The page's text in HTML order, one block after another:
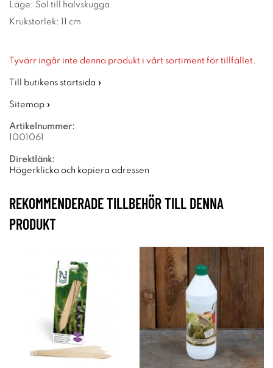
Läge: Sol till halvskugga
Krukstorlek: 11 cm
Tyvärr ingår inte denna produkt i vårt sortiment för tillfället.
Till butikens startsida »
Sitemap »
Artikelnummer:
1001061
Direktlänk:
Högerklicka och kopiera adressen
REKOMMENDERADE TILLBEHÖR TILL DENNA
PRODUKT